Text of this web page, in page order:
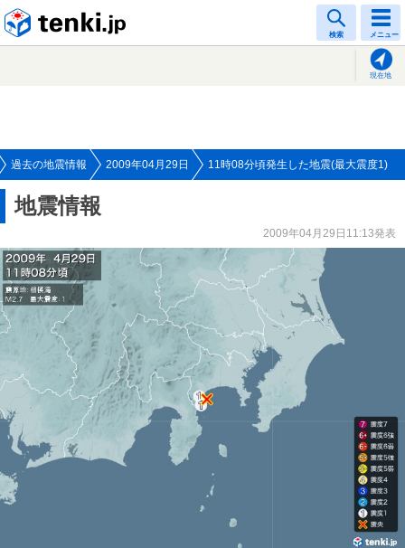
検索 メニュー
現在地
過去の地震情報 2009年04月29日 11時08分頃発生した地震(最大震度1)
地震情報
2009年04月29日11:13発表